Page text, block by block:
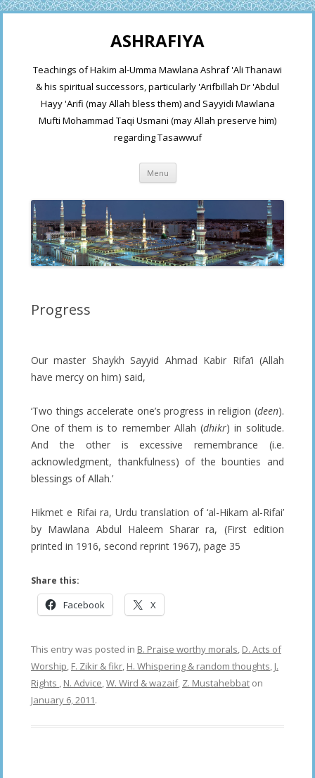
ASHRAFIYA
Teachings of Hakim al-Umma Mawlana Ashraf 'Ali Thanawi
& his spiritual successors, particularly 'Arifbillah Dr 'Abdul
Hayy 'Arifi (may Allah bless them) and Sayyidi Mawlana
Mufti Mohammad Taqi Usmani (may Allah preserve him)
regarding Tasawwuf
Menu Skip
content
Progress
Our master Shaykh Sayyid Ahmad Kabir Rifa’i (Allah
have mercy on him) said,
‘Two things accelerate one’s progress in religion (deen).
One of them is to remember Allah (dhikr) in solitude.
And the other is excessive remembrance (i.e.
acknowledgment, thankfulness) of the bounties and
blessings of Allah.’
Hikmet e Rifai ra, Urdu translation of ‘al-Hikam al-Rifai’
by Mawlana Abdul Haleem Sharar ra, (First edition
printed in 1916, second reprint 1967), page 35
Share this:
Facebook X
This entry was posted in B. Praise worthy morals, D. Acts of
Worship, F. Zikir & fikr, H. Whispering & random thoughts, J.
Rights , N. Advice,W. Wird & wazaif, Z. Mustahebbat on
January 6, 2011.